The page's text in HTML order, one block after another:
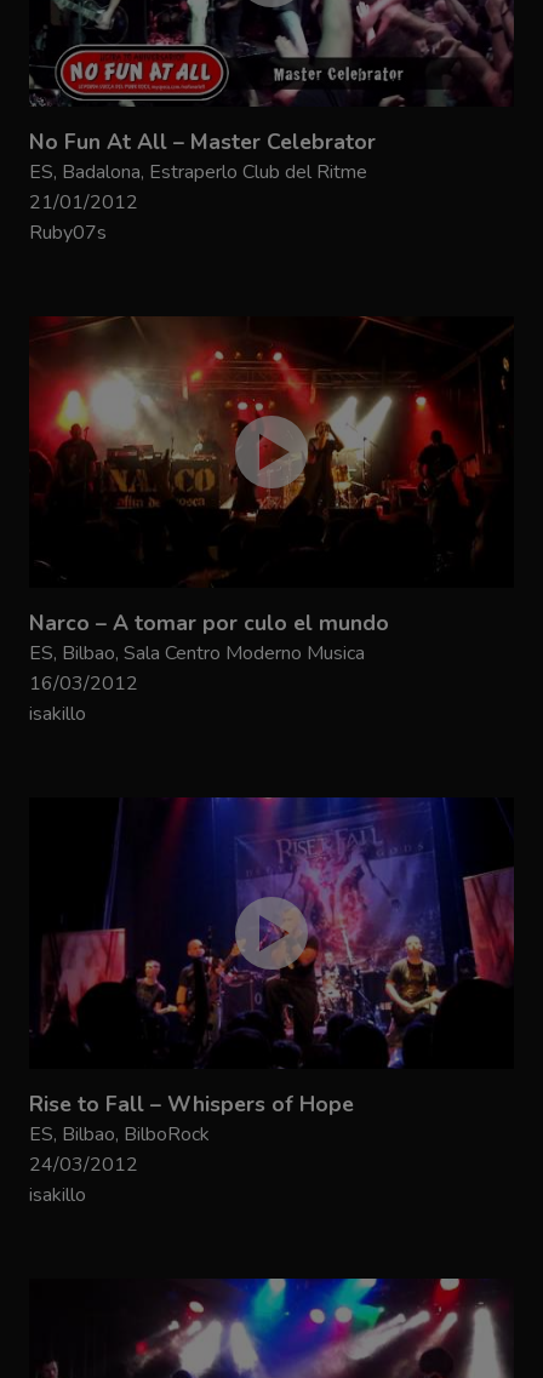
No Fun At All – Master Celebrator
ES, Badalona, Estraperlo Club del Ritme
21/01/2012
Ruby07s
Narco – A tomar por culo el mundo
ES, Bilbao, Sala Centro Moderno Musica
16/03/2012
isakillo
Rise to Fall – Whispers of Hope
ES, Bilbao, BilboRock
24/03/2012
isakillo